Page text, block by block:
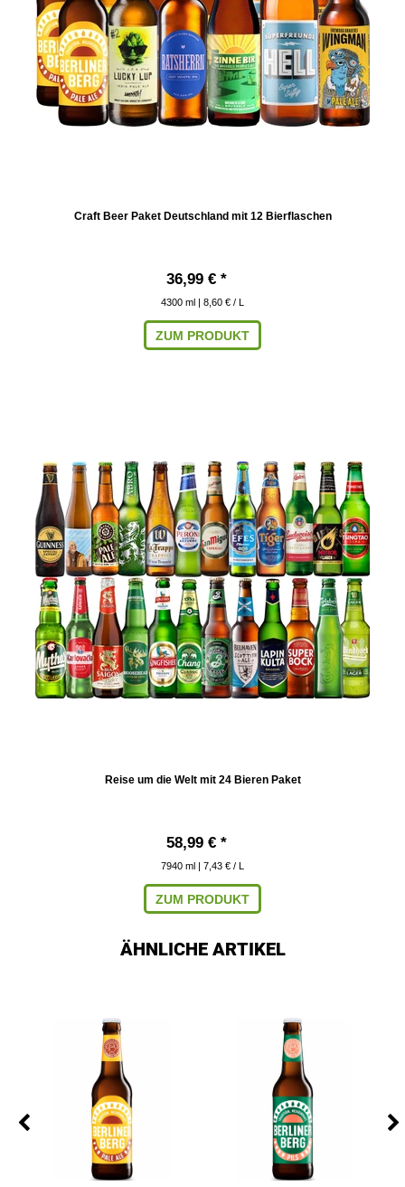
Craft Beer Paket Deutschland mit 12 Bierflaschen
36,99 € *
4300 ml | 8,60 € / L
ZUM PRODUKT
Reise um die Welt mit 24 Bieren Paket
58,99 € *
7940 ml | 7,43 € / L
ZUM PRODUKT
ÄHNLICHE ARTIKEL